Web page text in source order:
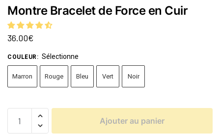
Montre Bracelet de Force en Cuir
36.00€
COULEUR: Sélectionne
Marron Rouge Bleu Vert Noir
Ajouter au panier